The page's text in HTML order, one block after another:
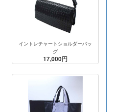
イントレチャートショルダーバッ
グ
17,000円